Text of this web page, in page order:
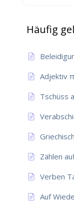
Häufig
Adjektiv
Tschüss
Zählen
Verben
Auf